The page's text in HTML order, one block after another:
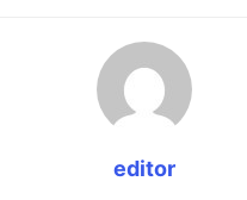
editor